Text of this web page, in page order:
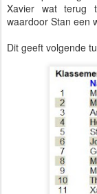
Xavier wat terug
waardoor Stan een
Dit geeft volgende